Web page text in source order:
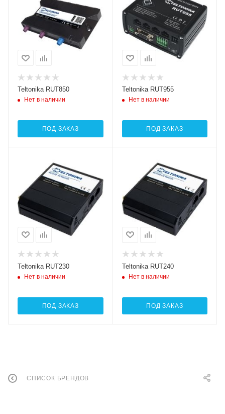
Teltonika RUT850
Нет в наличии
ПОД ЗАКАЗ
Teltonika RUT955
Нет в наличии
ПОД ЗАКАЗ
Teltonika RUT230
Нет в наличии
ПОД ЗАКАЗ
Teltonika RUT240
Нет в наличии
ПОД ЗАКАЗ
СПИСОК БРЕНДОВ